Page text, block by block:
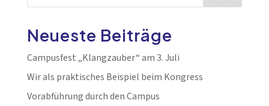
Neueste Beiträge
Campusfest „Klangzauber“ am 3. Juli
Wir als praktisches Beispiel beim Kongress
Vorabführung durch den Campus